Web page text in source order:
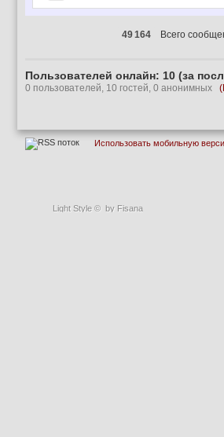
Light Style © by Fisana
49 164 Всего
Пользователей онлайн: 10 (за
0 пользователей, 10 гостей, 0 анонимных
Использовать мобильную